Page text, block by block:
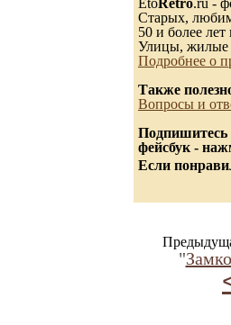
Eto Retro.ru -
Старых,
50 и более лет
Улицы, жилые
Подробнее о
Также
Вопросы и
Подпишитесь
фейсбук -
Если
"